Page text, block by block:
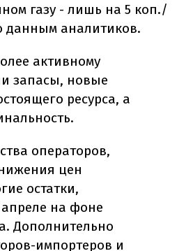
газу - лишь на 5 коп./
данным аналитиков.
активному
запасы, новые
ресурса, а
операторов,
цен
остатки,
на фоне
Дополнительно
импортеров и